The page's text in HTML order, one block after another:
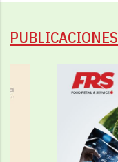
PUBLICACIONES